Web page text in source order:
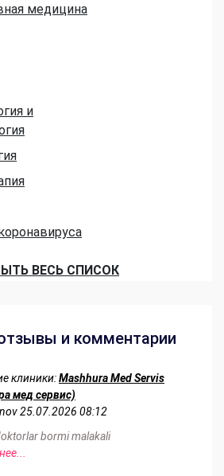
медицина
и
ВЕСЬ СПИСОК
и комментарии
клиники:Mashhura Med Servis
мед сервис)
25.07.2026 08:12
bormi malakali